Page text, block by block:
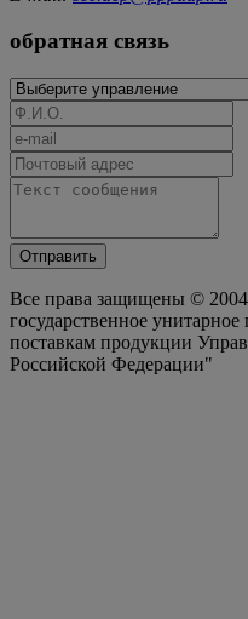
обратная связь
Отправить
Все права защищены ©
государственное
поставкам продукции
Российской Федерации"